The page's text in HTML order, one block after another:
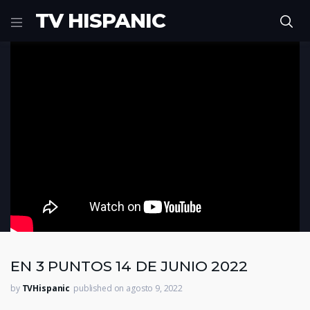
TV HISPANIC
(Visited 33 times, 1 visits today)
EN 3 PUNTOS 14 DE JUNIO 2022
by TVHispanic published on agosto 9, 2022